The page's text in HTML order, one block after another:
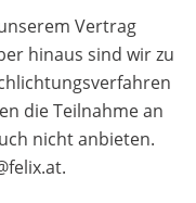
Vertrag
hinaus sind wir zu
die Teilnahme an
nicht anbieten.